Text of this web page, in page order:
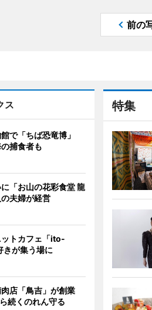
前の
特集
ス
で「ちば恐竜博」
捕食者も
「お山の花彩食堂 龍
夫婦が経営
トカフェ「ito-
が集う場に
店「鳥吉」が創業
続くのれん守る